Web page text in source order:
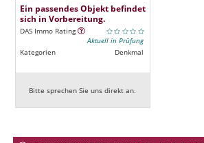
Ein passendes Objekt befindet
sich in Vorbereitung.
DAS Immo Rating
Aktuell in Prüfung
Kategorien
Denkmal
Bitte sprechen Sie uns direkt an.